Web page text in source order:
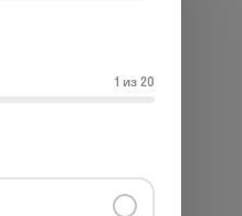
1 из 20